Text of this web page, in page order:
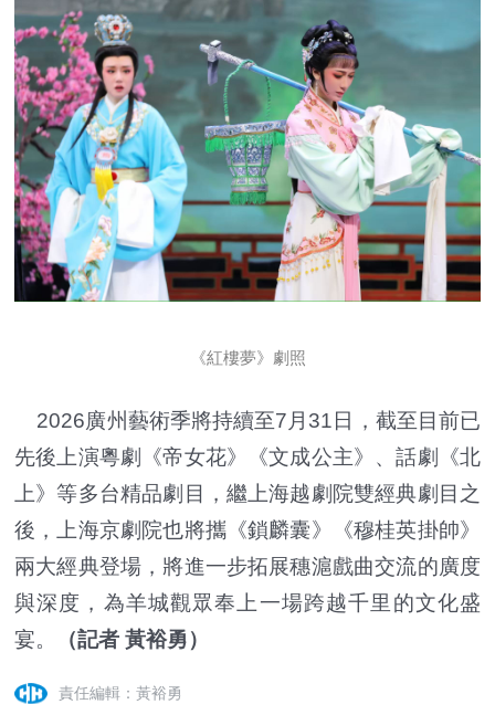
《紅樓夢》劇照
2026廣州藝術季將持續至7月31日，截至目前已
先後上演粵劇《帝女花》《文成公主》、話劇《北
上》等多台精品劇目，繼上海越劇院雙經典劇目之
後，上海京劇院也將攜《鎖麟囊》《穆桂英掛帥》
兩大經典登場，將進一步拓展穗滬戲曲交流的廣度
與深度，為羊城觀眾奉上一場跨越千里的文化盛
宴。
（記者 黃裕勇）
責任編輯：黃裕勇